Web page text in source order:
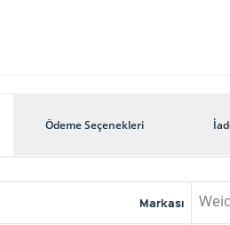
Ödeme Seçenekleri
Markası